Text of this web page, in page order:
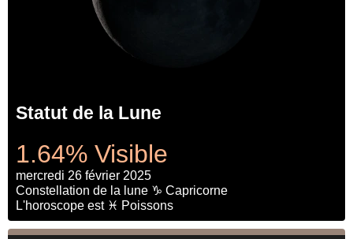
Statut de la Lune
1.64% Visible
mercredi 26 février 2025
Constellation de la lune ♑ Capricorne
L'horoscope est ♓ Poissons